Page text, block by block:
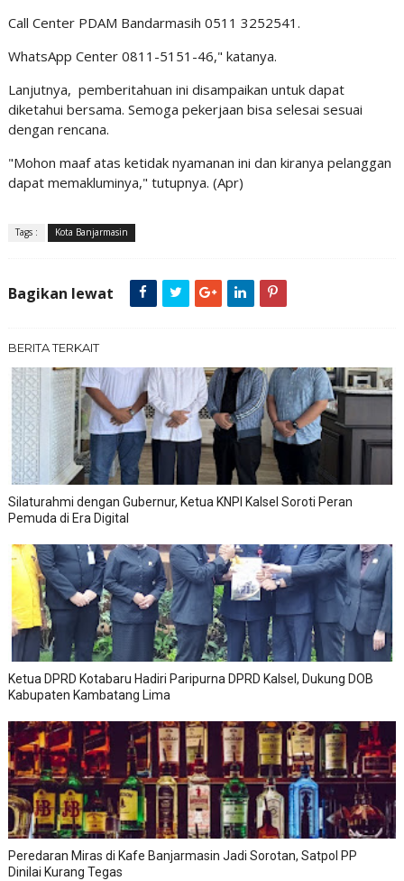
Call Center PDAM Bandarmasih 0511 3252541.
WhatsApp Center 0811-5151-46," katanya.
Lanjutnya, pemberitahuan ini disampaikan untuk dapat
diketahui bersama. Semoga pekerjaan bisa selesai sesuai
dengan rencana.
"Mohon maaf atas ketidak nyamanan ini dan kiranya pelanggan
dapat memakluminya," tutupnya. (Apr)
Tags : Kota Banjarmasin
Bagikan lewat
BERITA TERKAIT
Silaturahmi dengan Gubernur, Ketua KNPI Kalsel Soroti Peran
Pemuda di Era Digital
Ketua DPRD Kotabaru Hadiri Paripurna DPRD Kalsel, Dukung DOB
Kabupaten Kambatang Lima
Peredaran Miras di Kafe Banjarmasin Jadi Sorotan, Satpol PP
Dinilai Kurang Tegas